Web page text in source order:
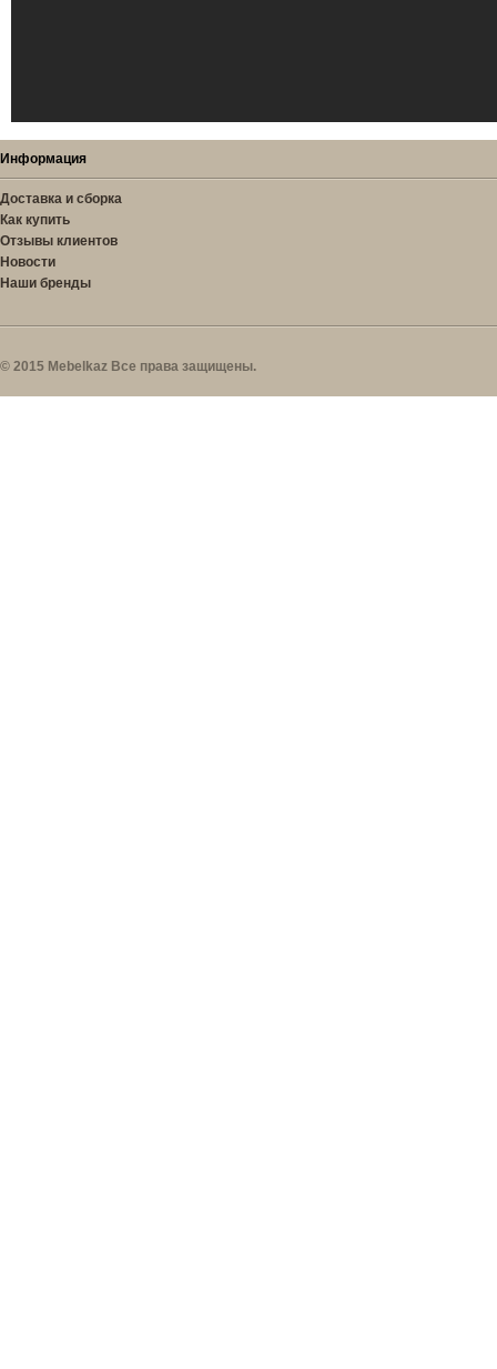
Информация
Доставка и сборка
Как купить
Отзывы клиентов
Новости
Наши бренды
© 2015 Mebelkaz Все права защищены.